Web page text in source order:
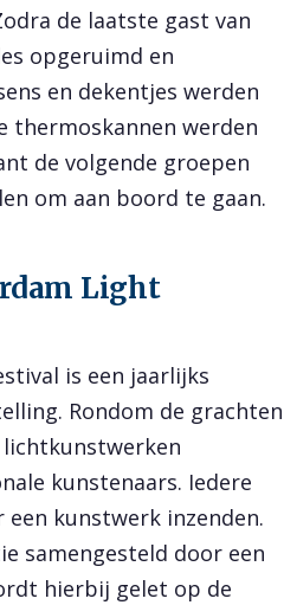
de laatste gast van
opgeruimd en
en dekentjes werden
thermoskannen werden
de volgende groepen
om aan boord te gaan.
Light
is een jaarlijks
Rondom de grachten
kunstenaars. Iedere
kunstwerk inzenden.
samengesteld door een
hierbij gelet op de